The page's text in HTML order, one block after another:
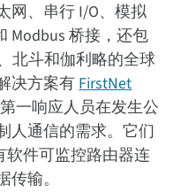
网、串行 I/O、模拟
Modbus 桥接，还包
北斗和伽利略的全球
决方案有FirstNet
一响应人员在发生公
人通信的需求。它们
软件可监控路由器连
输。